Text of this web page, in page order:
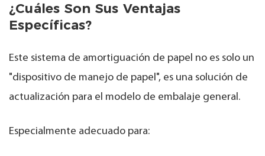
¿Cuáles Son Sus Ventajas
Específicas?
Este sistema de amortiguación de papel no es solo un
"dispositivo de manejo de papel", es una solución de
actualización para el modelo de embalaje general.
Especialmente adecuado para: